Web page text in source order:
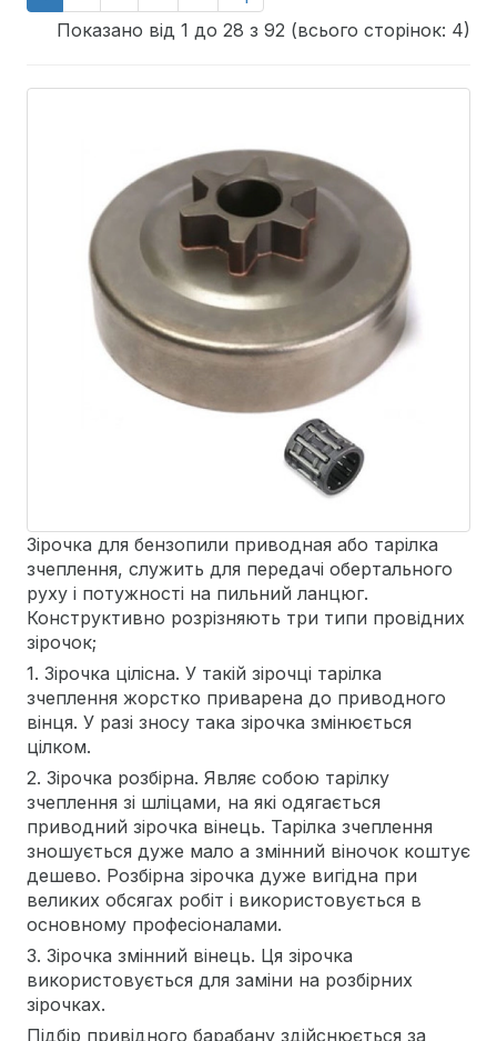
Показано від 1 до 28 з 92 (всього сторінок: 4)
Зірочка для бензопили приводная або тарілка
зчеплення, служить для передачі обертального
руху і потужності на пильний ланцюг.
Конструктивно розрізняють три типи провідних
зірочок;
1. Зірочка цілісна. У такій зірочці тарілка
зчеплення жорстко приварена до приводного
вінця. У разі зносу така зірочка змінюється
цілком.
2. Зірочка розбірна. Являє собою тарілку
зчеплення зі шліцами, на які одягається
приводний зірочка вінець. Тарілка зчеплення
зношується дуже мало а змінний віночок коштує
дешево. Розбірна зірочка дуже вигідна при
великих обсягах робіт і використовується в
основному професіоналами.
3. Зірочка змінний вінець. Ця зірочка
використовується для заміни на розбірних
зірочках.
Підбір привідного барабану здійснюється за